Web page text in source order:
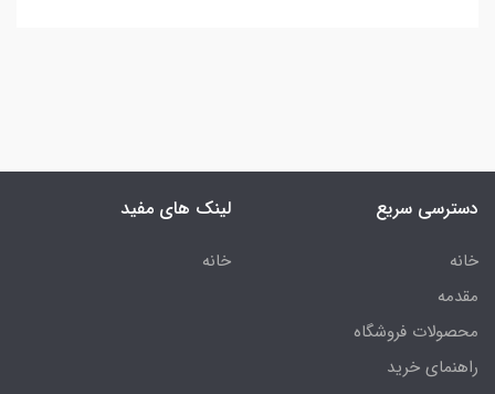
دسترسی سریع
خانه
مقدمه
محصولات فروشگاه
راهنمای خرید
لینک های مفید
خانه